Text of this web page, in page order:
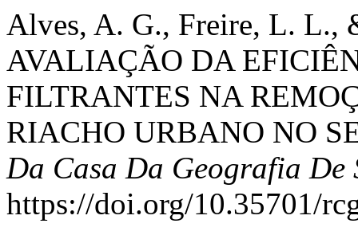
Alves, A. G., Freire, L. L.,
AVALIAÇÃO DA
FILTRANTES NA
RIACHO URBANO NO
Da Casa Da Geografia De
https://doi.org/10.35701/